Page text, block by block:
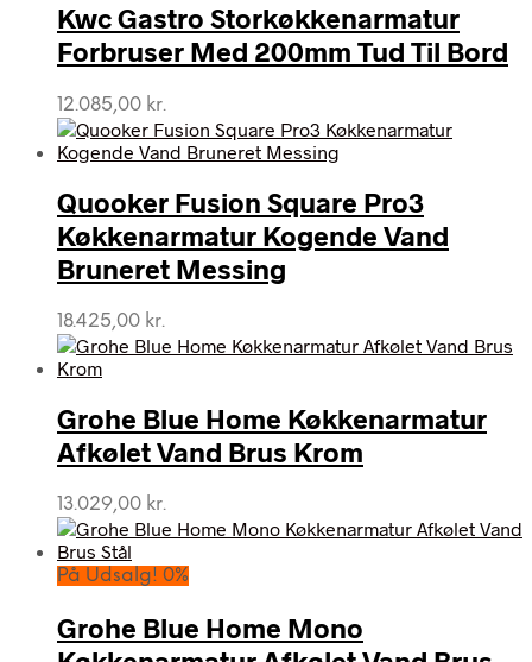
Kwc Gastro Storkøkkenarmatur
Forbruser Med 200mm Tud Til Bord
12.085,00 kr.
Quooker Fusion Square Pro3
Køkkenarmatur Kogende Vand
Bruneret Messing
18.425,00 kr.
Grohe Blue Home Køkkenarmatur
Afkølet Vand Brus Krom
13.029,00 kr.
På Udsalg! 0%
Grohe Blue Home Mono